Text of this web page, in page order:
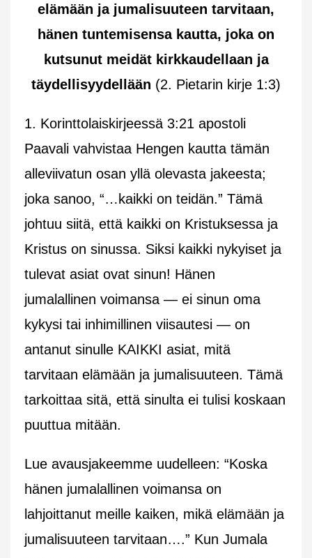
elämään ja jumalisuuteen tarvitaan,
hänen tuntemisensa kautta, joka on
kutsunut meidät kirkkaudellaan ja
täydellisyydellään (2. Pietarin kirje 1:3)
1. Korinttolaiskirjeessä 3:21 apostoli
Paavali vahvistaa Hengen kautta tämän
alleviivatun osan yllä olevasta jakeesta;
joka sanoo, “…kaikki on teidän.” Tämä
johtuu siitä, että kaikki on Kristuksessa ja
Kristus on sinussa. Siksi kaikki nykyiset ja
tulevat asiat ovat sinun! Hänen
jumalallinen voimansa — ei sinun oma
kykysi tai inhimillinen viisautesi — on
antanut sinulle KAIKKI asiat, mitä
tarvitaan elämään ja jumalisuuteen. Tämä
tarkoittaa sitä, että sinulta ei tulisi koskaan
puuttua mitään.
Lue avausjakeemme uudelleen: “Koska
hänen jumalallinen voimansa on
lahjoittanut meille kaiken, mikä elämään ja
jumalisuuteen tarvitaan….” Kun Jumala